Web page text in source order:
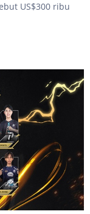
US$300 ribu